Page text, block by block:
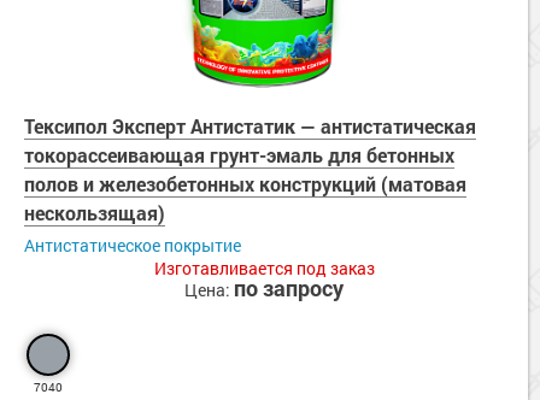
Тексипол Эксперт Антистатик — антистатическая
токорассеивающая грунт-эмаль для бетонных
полов и железобетонных конструкций (матовая
нескользящая)
Антистатическое покрытие
Изготавливается под заказ
Цена: по запросу
7040